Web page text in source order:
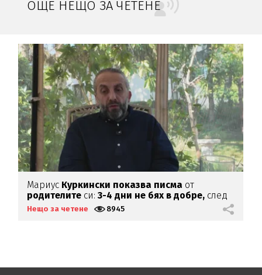
ОЩЕ НЕЩО ЗА ЧЕТЕНЕ
Мариус Куркински показва писма от
родителите си:3-4 дни не бях в добре, след
като ги прочетох
Нещо за четене 8945